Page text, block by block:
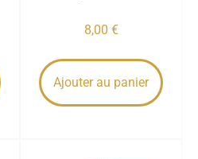
8,00 €
Ajouter au panier